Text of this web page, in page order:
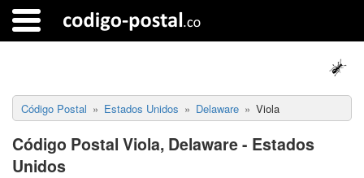
Código Postal Estados Unidos Delaware Viola
Código Postal Viola, Delaware - Estados
Unidos